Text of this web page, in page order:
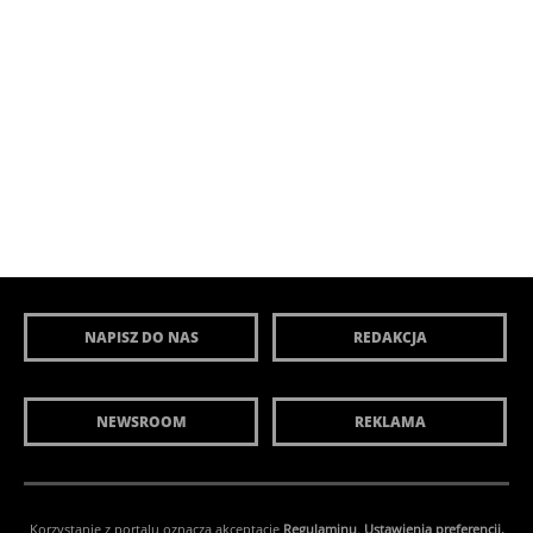
NAPISZ DO NAS REDAKCJA
NEWSROOM REKLAMA
Korzystanie z portalu oznacza akceptację Regulaminu. Ustawienia preferencji.